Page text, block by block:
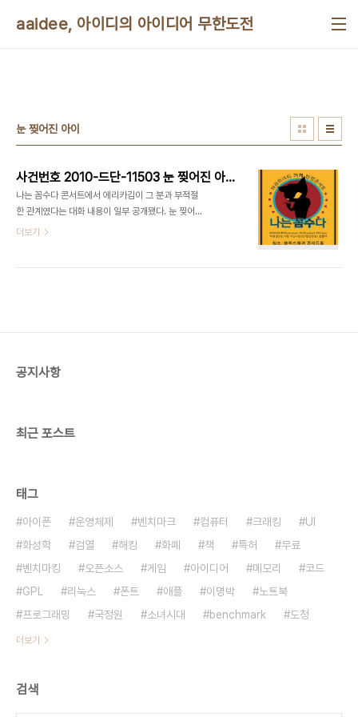
aaidee, 아이디의 아이디어 무한도전
눈 찢어진 아이
사건번호 2010-드단-11503 눈 찢어진 아이를 찾아라
나는 꼼수다 콘서트에서 에리카김이 그 분과 부적절
한 관계였다는 대화 내용이 일부 공개됐다. 눈 찢어진
아이는 유전자 감식이 필요 없을 정도라고 하는데 궁
미 발생
더보기
공지사항
최근 포스트
태그
아이폰 운영체제 벤치마크 컴퓨터 크래킹
UI
화성학
검열 해킹 화폐 책 특허
무료
벤치마킹
오픈소스 게임 아이디어 메모리
코드
GPL
리눅스 폰트 애플 이명박
노트북
프로그래밍
국정원 소녀시대 benchmark 도청
더보기
검색